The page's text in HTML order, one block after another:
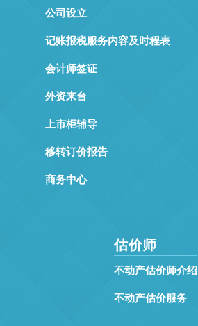
公司设立
记账报税服务内容及时程表
会计师签证
外资来台
上市柜辅导
移转订价报告
商务中心
估价师
不动产估价师介绍
不动产估价服务